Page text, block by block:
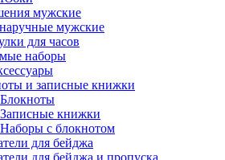
мужские
мужские
для часов
наборы
и записные книжки
Блокноты
Записные книжки
Наборы с блокнотом
для бейджа
для бейджа и пропуска